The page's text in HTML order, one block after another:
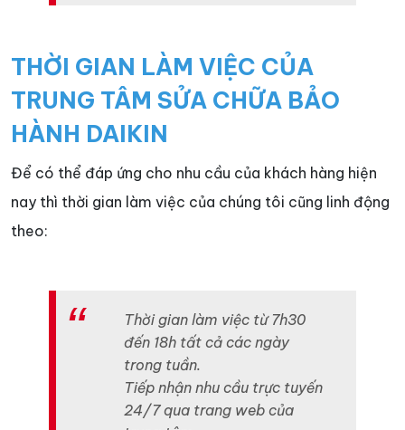
THỜI GIAN LÀM VIỆC CỦA
TRUNG TÂM SỬA CHỮA BẢO
HÀNH DAIKIN
Để có thể đáp ứng cho nhu cầu của khách hàng hiện
nay thì thời gian làm việc của chúng tôi cũng linh động
theo:
Thời gian làm việc từ 7h30
đến 18h tất cả các ngày
trong tuần.
Tiếp nhận nhu cầu trực tuyến
24/7 qua trang web của